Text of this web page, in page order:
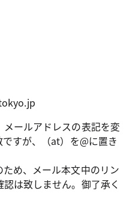
ールアドレスの表記を変
すが、（at）を@に置き
め、メール本文中のリン
は致しません。御了承く